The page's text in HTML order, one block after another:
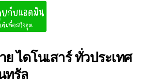
ไดโนเสาร์ ทั่วประเทศ
ทรัล